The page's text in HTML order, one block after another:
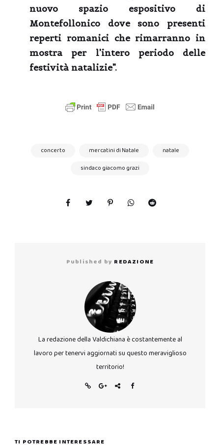
nuovo spazio espositivo di
Montefollonico dove sono presenti
reperti romanici che rimarranno in
mostra per l’intero periodo delle
festività natalizie”.
concerto mercatini di Natale
natale
sindaco giacomo grazi
Published by REDAZIONE
La redazione della Valdichiana è costantemente al
lavoro per tenervi aggiornati su questo meraviglioso
territorio!
TI POTREBBE INTERESSARE